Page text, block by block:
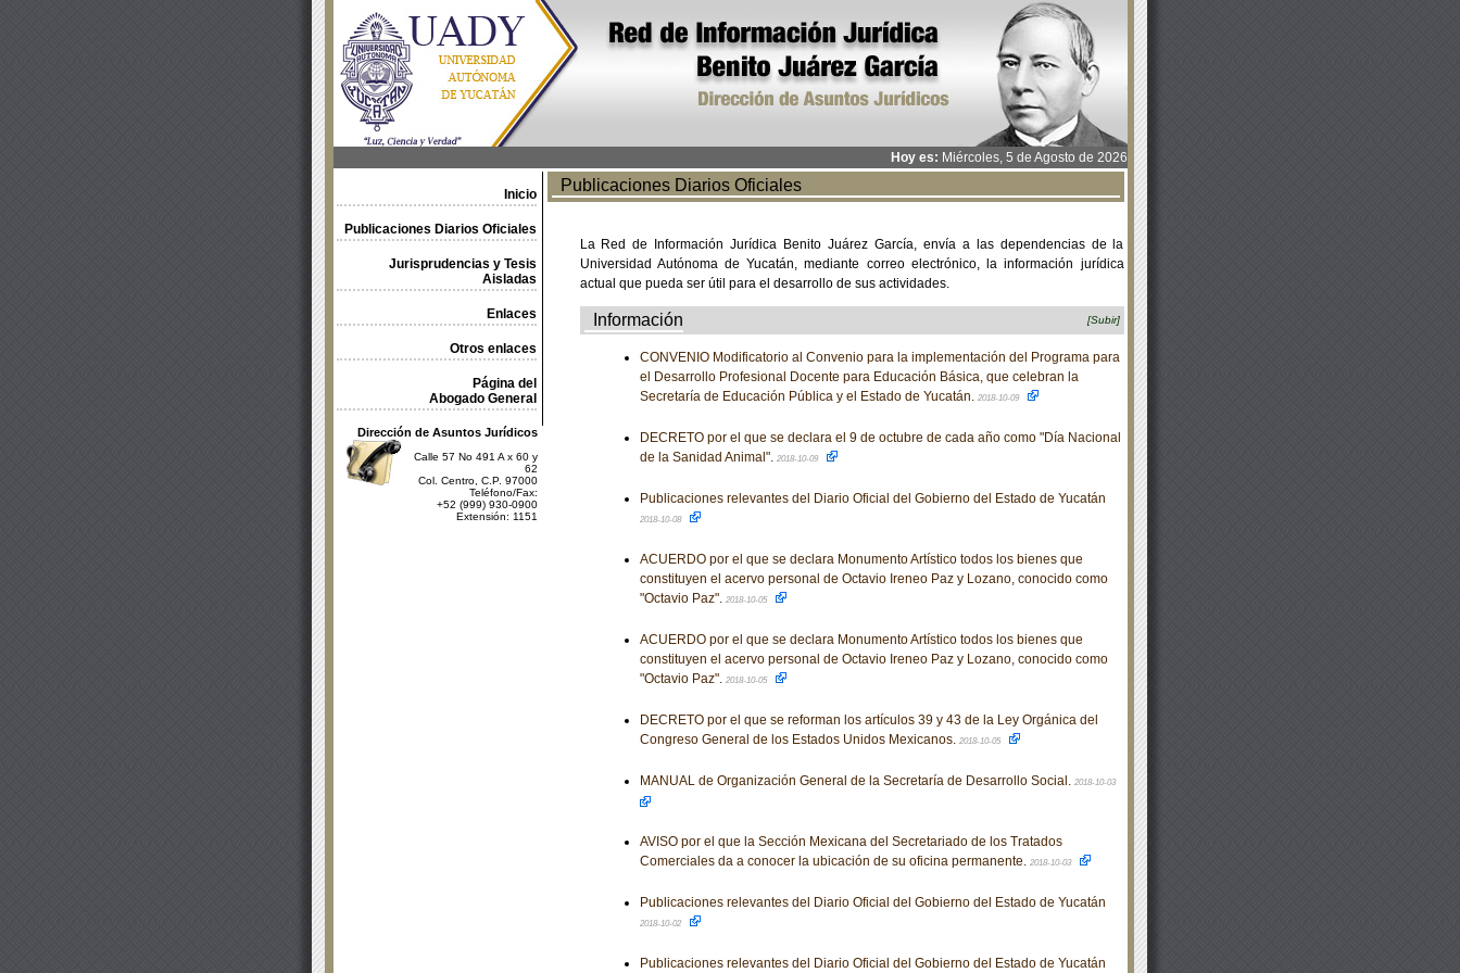
Hoy es: Miércoles, 5 de Agosto de 2026
Inicio
Publicaciones Diarios Oficiales
Jurisprudencias y Tesis
Aisladas
Enlaces
Otros enlaces
Página del
Abogado General
Dirección de Asuntos Jurídicos
Calle 57 No 491 A x 60 y
62
Col. Centro, C.P. 97000
Teléfono/Fax:
+52 (999) 930-0900
Extensión: 1151
Publicaciones Diarios Oficiales
La Red de Información Jurídica Benito Juárez García, envía a las dependencias de la
Universidad Autónoma de Yucatán, mediante correo electrónico, la información jurídica
actual que pueda ser útil para el desarrollo de sus actividades.
Información [Subir]
CONVENIO Modificatorio al Convenio para la implementación del Programa para
el Desarrollo Profesional Docente para Educación Básica, que celebran la
Secretaría de Educación Pública y el Estado de Yucatán. 2018-10-09
DECRETO por el que se declara el 9 de octubre de cada año como "Día Nacional
de la Sanidad Animal". 2018-10-09
Publicaciones relevantes del Diario Oficial del Gobierno del Estado de Yucatán
2018-10-08
ACUERDO por el que se declara Monumento Artístico todos los bienes que
constituyen el acervo personal de Octavio Ireneo Paz y Lozano, conocido como
"Octavio Paz". 2018-10-05
ACUERDO por el que se declara Monumento Artístico todos los bienes que
constituyen el acervo personal de Octavio Ireneo Paz y Lozano, conocido como
"Octavio Paz". 2018-10-05
DECRETO por el que se reforman los artículos 39 y 43 de la Ley Orgánica del
Congreso General de los Estados Unidos Mexicanos. 2018-10-05
MANUAL de Organización General de la Secretaría de Desarrollo Social. 2018-10-03
AVISO por el que la Sección Mexicana del Secretariado de los Tratados
Comerciales da a conocer la ubicación de su oficina permanente. 2018-10-03
Publicaciones relevantes del Diario Oficial del Gobierno del Estado de Yucatán
2018-10-02
Publicaciones relevantes del Diario Oficial del Gobierno del Estado de Yucatán